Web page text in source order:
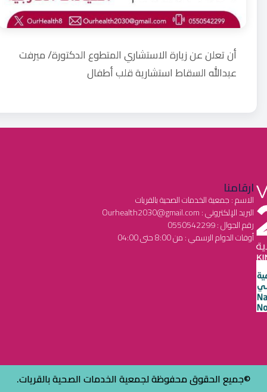
أن تعلن عن زيارة الاستشاري المتطوع الدكتورة/ ميرفت
عبدالله السقاط استشارية قلب أطفال
ارقامنا
الاسم : جمعية الخدمات الصحية بالقريات
البريد الإلكتروني : Ourhealth2030@gmail.com
رقم الجوال : 0550542299
أوقات الدوام الرسمي : من 8:00 حتى 04:00
©جميع الحقوق محفوظة لجمعية الخدمات الصحية بالقريات.